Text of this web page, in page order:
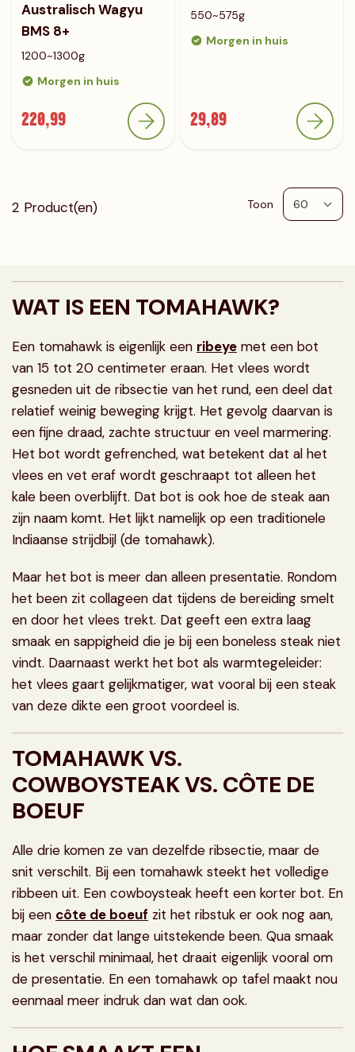
Australisch Wagyu
BMS 8+
1200~1300g
Morgen in huis
220,99
550~575g
Morgen in huis
29,89
2 Product(en) Toon
WAT IS EEN TOMAHAWK?
Een tomahawk is eigenlijk een ribeye met een bot
van 15 tot 20 centimeter eraan. Het vlees wordt
gesneden uit de ribsectie van het rund, een deel dat
relatief weinig beweging krijgt. Het gevolg daarvan is
een fijne draad, zachte structuur en veel marmering.
Het bot wordt gefrenched, wat betekent dat al het
vlees en vet eraf wordt geschraapt tot alleen het
kale been overblijft. Dat bot is ook hoe de steak aan
zijn naam komt. Het lijkt namelijk op een traditionele
Indiaanse strijdbijl (de tomahawk).
Maar het bot is meer dan alleen presentatie. Rondom
het been zit collageen dat tijdens de bereiding smelt
en door het vlees trekt. Dat geeft een extra laag
smaak en sappigheid die je bij een boneless steak niet
vindt. Daarnaast werkt het bot als warmtegeleider:
het vlees gaart gelijkmatiger, wat vooral bij een steak
van deze dikte een groot voordeel is.
TOMAHAWK VS.
COWBOYSTEAK VS. CÔTE DE
BOEUF
Alle drie komen ze van dezelfde ribsectie, maar de
snit verschilt. Bij een tomahawk steekt het volledige
ribbeen uit. Een cowboysteak heeft een korter bot. En
bij een côte de boeuf zit het ribstuk er ook nog aan,
maar zonder dat lange uitstekende been. Qua smaak
is het verschil minimaal, het draait eigenlijk vooral om
de presentatie. En een tomahawk op tafel maakt nou
eenmaal meer indruk dan wat dan ook.